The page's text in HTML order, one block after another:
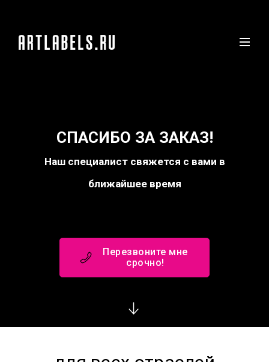
СПАСИБО ЗА ЗАКАЗ!
Наш специалист свяжется с вами в
ближайшее время
Перезвоните мне
срочно!